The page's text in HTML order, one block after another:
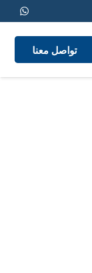
تواصل معنا